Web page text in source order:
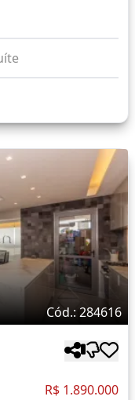
Cód.: 284616
R$ 1.890.000